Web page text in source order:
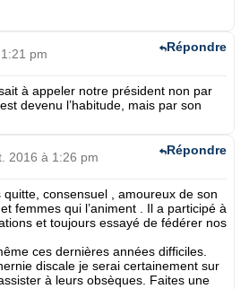
pm
à appeler notre président non par
devenu l’habitude, mais par son
Répondre
2016 à 1:26 pm
consensuel , amoureux de son
femmes qui l’animent . Il a participé à
et toujours essayé de fédérer nos
ces dernières années difficiles.
discale je serai certainement sur
à leurs obsèques. Faites une
Répondre